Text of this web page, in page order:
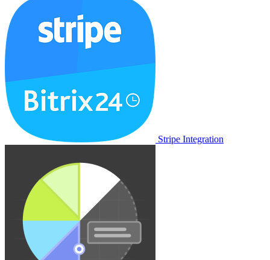
Stripe Integration